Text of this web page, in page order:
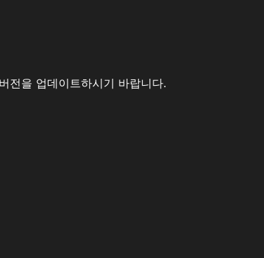
전을 업데이트하시기 바랍니다.